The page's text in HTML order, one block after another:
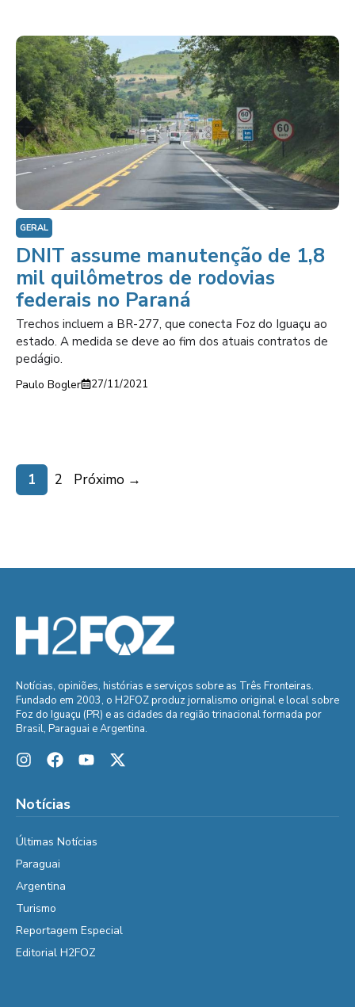
GERAL
DNIT assume manutenção de 1,8
mil quilômetros de rodovias
federais no Paraná
Trechos incluem a BR-277, que conecta Foz do Iguaçu ao
estado. A medida se deve ao fim dos atuais contratos de
pedágio.
Paulo Bogler 27/11/2021
Page
1 Page
2 Próximo →
Notícias, opiniões, histórias e serviços sobre as Três Fronteiras.
Fundado em 2003, o H2FOZ produz jornalismo original e local sobre
Foz do Iguaçu (PR) e as cidades da região trinacional formada por
Brasil, Paraguai e Argentina.
Notícias
Últimas Notícias
Paraguai
Argentina
Turismo
Reportagem Especial
Editorial H2FOZ